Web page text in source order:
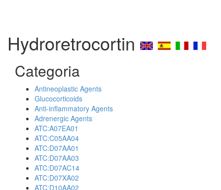
Hydroretrocortin
Categoria
Antineoplastic Agents
Glucocorticoids
Anti-inflammatory Agents
Adrenergic Agents
ATC:A07EA01
ATC:C05AA04
ATC:D07AA01
ATC:D07AA03
ATC:D07AC14
ATC:D07XA02
ATC:D10AA02